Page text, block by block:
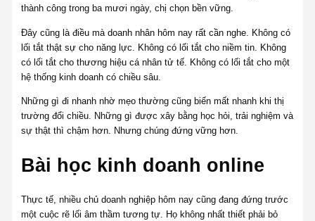
thành công trong ba mươi ngày, chị chọn bền vững.
Đây cũng là điều mà doanh nhân hôm nay rất cần nghe. Không có
lối tắt thật sự cho năng lực. Không có lối tắt cho niềm tin. Không
có lối tắt cho thương hiệu cá nhân tử tế. Không có lối tắt cho một
hệ thống kinh doanh có chiều sâu.
Những gì đi nhanh nhờ mẹo thường cũng biến mất nhanh khi thị
trường đổi chiều. Những gì được xây bằng học hỏi, trải nghiệm và
sự thật thì chậm hơn. Nhưng chúng đứng vững hơn.
Bài học kinh doanh online
Thực tế, nhiều chủ doanh nghiệp hôm nay cũng đang đứng trước
một cuộc rẽ lối âm thầm tương tự. Họ không nhất thiết phải bỏ